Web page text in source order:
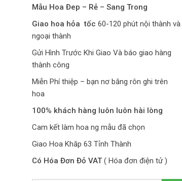
Mẫu Hoa Đep – Rẻ – Sang Trong
Giao hoa hỏa tốc 60-120 phút nội thành và
ngoại thành
Gửi Hình Trước Khi Giao Và báo giao hàng
thành công
Miễn Phí thiệp – bạn nơ băng rôn ghi trên
hoa
100% khách hàng luôn luôn hài lòng
Cam kết làm hoa ng mẫu đã chọn
Giao Hoa Khăp 63 Tỉnh Thành
Có Hóa Đơn Đỏ VAT ( Hóa đơn điện tử )